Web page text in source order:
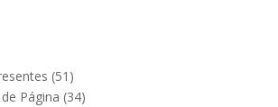
51 51
produtos
Página 3434